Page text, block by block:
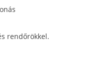
rendőrökkel.